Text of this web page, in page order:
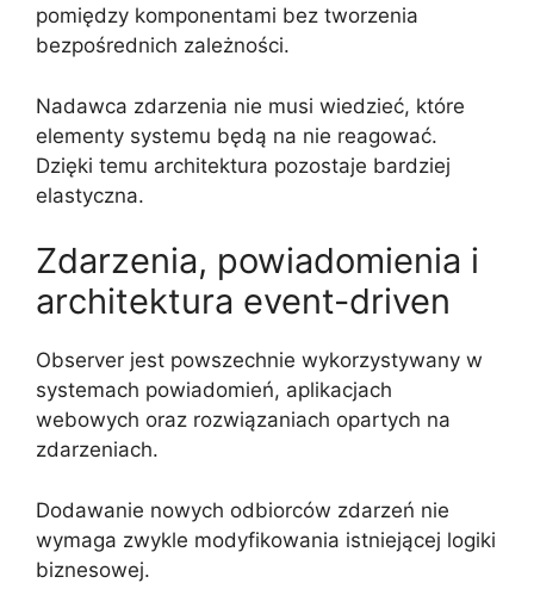
pomiędzy komponentami bez tworzenia
bezpośrednich zależności.
Nadawca zdarzenia nie musi wiedzieć, które
elementy systemu będą na nie reagować.
Dzięki temu architektura pozostaje bardziej
elastyczna.
Zdarzenia, powiadomienia i
architektura event-driven
Observer jest powszechnie wykorzystywany w
systemach powiadomień, aplikacjach
webowych oraz rozwiązaniach opartych na
zdarzeniach.
Dodawanie nowych odbiorców zdarzeń nie
wymaga zwykle modyfikowania istniejącej logiki
biznesowej.